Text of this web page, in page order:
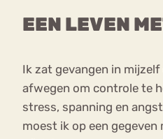
EEN LEVEN
Ik zat gevangen in
afwegen om controle te
stress, spanning en
moest ik op een